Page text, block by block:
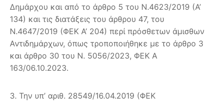
Δημάρχου και από το άρθρο 5 του Ν.4623/2019 (Α’
134) και τις διατάξεις του άρθρου 47, του
Ν.4647/2019 (ΦΕΚ Α’ 204) περί πρόσθετων άμισθων
Αντιδημάρχων, όπως τροποποιήθηκε με το άρθρο 3
και άρθρο 30 του Ν. 5056/2023, ΦΕΚ Α
163/06.10.2023.
3. Την υπ’ αριθ. 28549/16.04.2019 (ΦΕΚ